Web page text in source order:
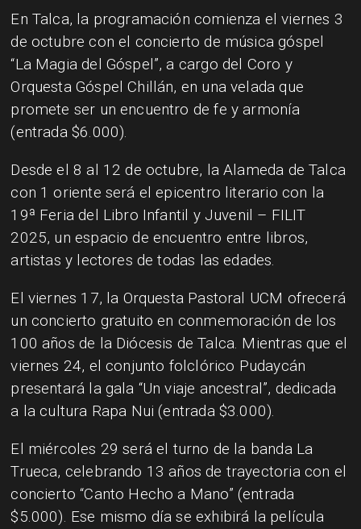
En Talca, la programación comienza el viernes 3
de octubre con el concierto de música góspel
“La Magia del Góspel”, a cargo del Coro y
Orquesta Góspel Chillán, en una velada que
promete ser un encuentro de fe y armonía
(entrada $6.000).
Desde el 8 al 12 de octubre, la Alameda de Talca
con 1 oriente será el epicentro literario con la
19ª Feria del Libro Infantil y Juvenil – FILIT
2025, un espacio de encuentro entre libros,
artistas y lectores de todas las edades.
El viernes 17, la Orquesta Pastoral UCM ofrecerá
un concierto gratuito en conmemoración de los
100 años de la Diócesis de Talca. Mientras que el
viernes 24, el conjunto folclórico Pudaycán
presentará la gala “Un viaje ancestral”, dedicada
a la cultura Rapa Nui (entrada $3.000).
El miércoles 29 será el turno de la banda La
Trueca, celebrando 13 años de trayectoria con el
concierto “Canto Hecho a Mano” (entrada
$5.000). Ese mismo día se exhibirá la película